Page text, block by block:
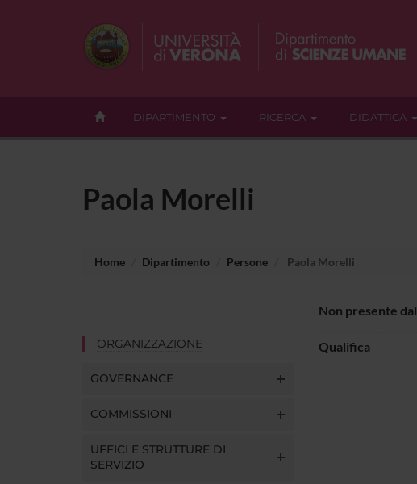
DIPARTIMENTO RICERCA DIDATTICA
Paola Morelli
Home Dipartimento Persone Paola Morelli
ORGANIZZAZIONE
GOVERNANCE
COMMISSIONI
UFFICI E STRUTTURE DI
SERVIZIO
Non presente dal
Qualifica